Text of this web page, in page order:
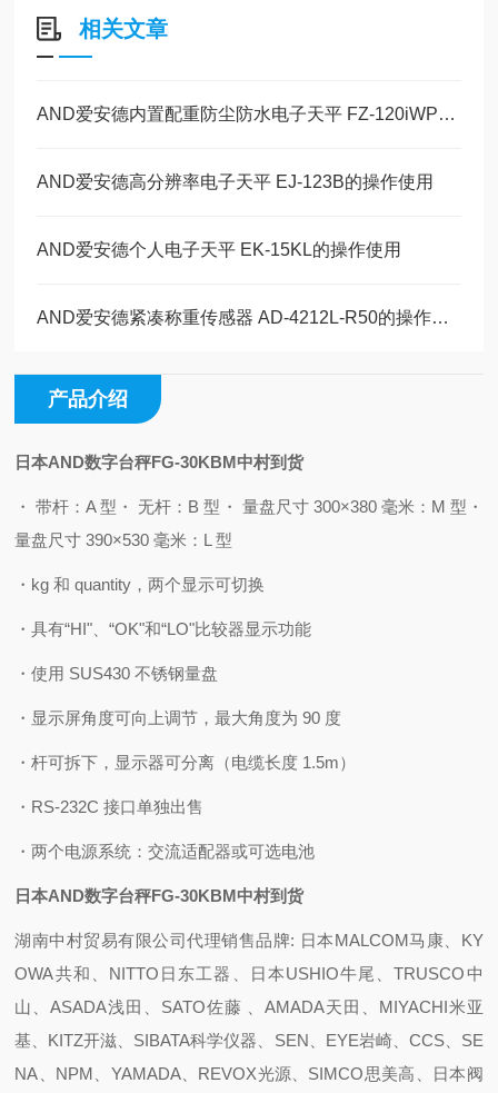
相关文章
AND爱安德内置配重防尘防水电子天平 FZ-120iWP的操作使用
AND爱安德高分辨率电子天平 EJ-123B的操作使用
AND爱安德个人电子天平 EK-15KL的操作使用
AND爱安德紧凑称重传感器 AD-4212L-R50的操作使用
产品介绍
日本AND数字台秤FG-30KBM中村到货
・ 带杆：A 型 ・ 无杆：B 型 ・ 量盘尺寸 300×380 毫米：M 型 ・
量盘尺寸 390×530 毫米：L 型
・kg 和 quantity，两个显示可切换
・具有“HI"、“OK"和“LO"比较器显示功能
・使用 SUS430 不锈钢量盘
・显示屏角度可向上调节，最大角度为 90 度
・杆可拆下，显示器可分离（电缆长度 1.5m）
・RS-232C 接口单独出售
・两个电源系统：交流适配器或可选电池
日本AND数字台秤FG-30KBM中村到货
湖南中村贸易有限公司代理销售品牌: 日本MALCOM马康、KY
OWA共和、NITTO日东工器、日本USHIO牛尾、TRUSCO中
山、ASADA浅田、SATO佐藤 、AMADA天田、MIYACHI米亚
基、KITZ开滋、SIBATA科学仪器、SEN、EYE岩崎、CCS、SE
NA、NPM、YAMADA、REVOX光源、SIMCO思美高、日本阀